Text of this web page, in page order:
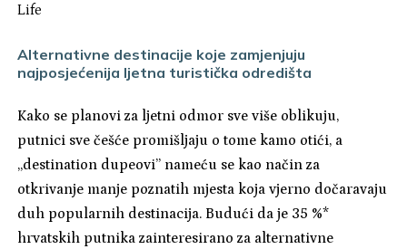
Life
Alternativne destinacije koje zamjenjuju
najposjećenija ljetna turistička odredišta
Kako se planovi za ljetni odmor sve više oblikuju,
putnici sve češće promišljaju o tome kamo otići, a
„destination dupeovi” nameću se kao način za
otkrivanje manje poznatih mjesta koja vjerno dočaravaju
duh popularnih destinacija. Budući da je 35 %*
hrvatskih putnika zainteresirano za alternativne